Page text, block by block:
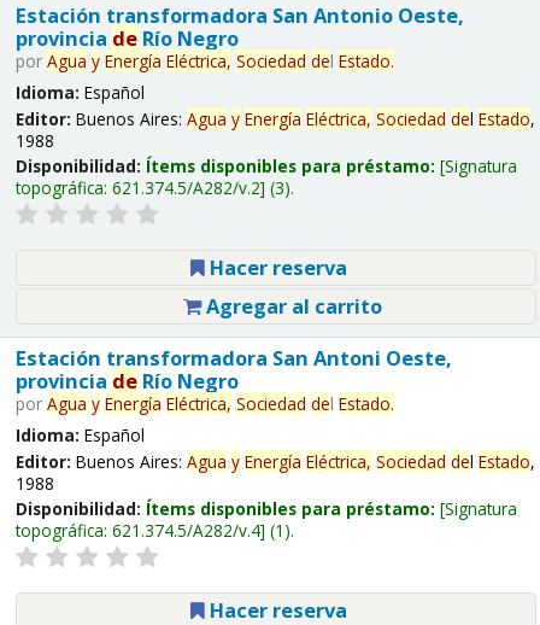
Estación transformadora San Antonio Oeste,
provincia deRío Negro
por Agua y Energía Eléctrica, Sociedad del Estado.
Idioma: Español
Editor: Buenos Aires: Agua y Energía Eléctrica, Sociedad del Estado,
1988
Disponibilidad: Ítems disponibles para préstamo: Signatura
topográfica: 621.374.5/A282/v.2 (3).
Hacer reserva
Agregar al carrito
Estación transformadora San Antoni Oeste,
provincia deRío Negro
por Agua y Energía Eléctrica, Sociedad del Estado.
Idioma: Español
Editor: Buenos Aires: Agua y Energía Eléctrica, Sociedad del Estado,
1988
Disponibilidad: Ítems disponibles para préstamo: Signatura
topográfica: 621.374.5/A282/v.4 (1).
Hacer reserva